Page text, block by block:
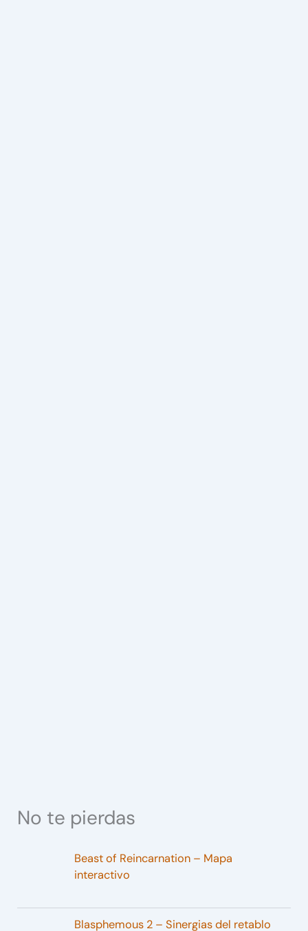
No te pierdas
Beast of Reincarnation – Mapa
interactivo
Blasphemous 2 – Sinergias del retablo